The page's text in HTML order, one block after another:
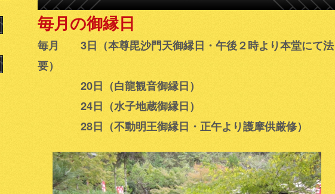
毎月の御縁日
毎月 3日（本尊毘沙門天御縁日・午後２時より本堂にて法
要）
20日（白龍観音御縁日）
24日（水子地蔵御縁日）
28日（不動明王御縁日・正午より護摩供厳修）